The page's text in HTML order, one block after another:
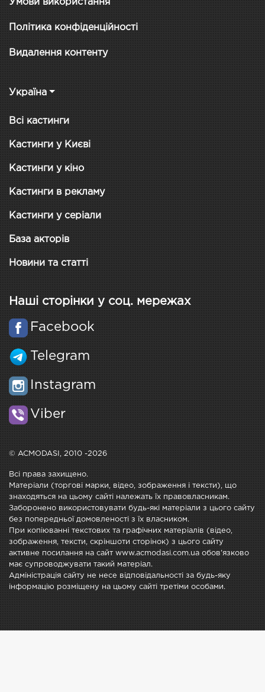
Умови використання
Політика конфіденційності
Видалення контенту
Україна
Всі кастинги
Кастинги у Києві
Кастинги у кіно
Кастинги в рекламу
Кастинги у серіали
База акторів
Новини та статті
Наші сторінки у соц. мережах
Facebook
Telegram
Instagram
Viber
© ACMODASI, 2010 -2026
Всі права захищено.
Матеріали (торгові марки, відео, зображення і тексти), що
знаходяться на цьому сайті належать їх правовласникам.
Заборонено використовувати будь-які матеріали з цього сайту
без попередньої домовленості з їх власником.
При копіюванні текстових та графічних матеріалів (відео,
зображення, тексти, скріншоти сторінок) з цього сайту
активне посилання на сайт www.acmodasi.com.ua обов'язково
має супроводжувати такий матеріал.
Адміністрація сайту не несе відповідальності за будь-яку
інформацію розміщену на цьому сайті третіми особами.